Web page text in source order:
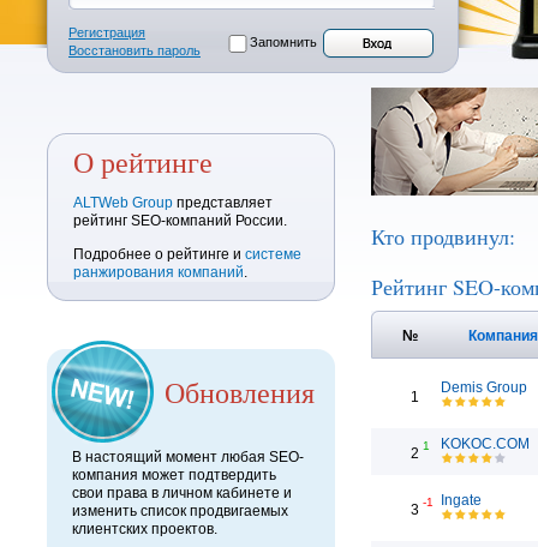
Регистрация
Восстановить пароль
Запомнить
О рейтинге
ALTWeb Group представляет
рейтинг SEO-компаний России.
Подробнее о рейтинге и системе
ранжирования компаний.
Обновления
В настоящий момент любая SEO-
компания может подтвердить
свои права в личном кабинете и
изменить список продвигаемых
клиентских проектов.
Кто продвинул:
Рейтинг SEO-
№
1
Demis Group
2 1 KOKOC.COM
3 -1 Ingate